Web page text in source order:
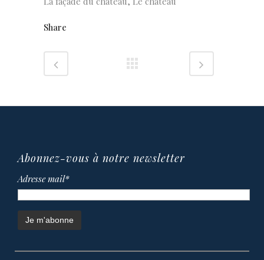
Share
Abonnez-vous à notre newsletter
Adresse mail*